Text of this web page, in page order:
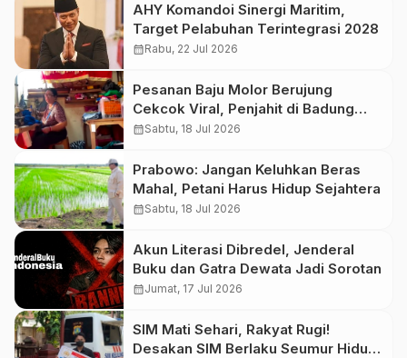
AHY Komandoi Sinergi Maritim,
Target Pelabuhan Terintegrasi 2028
calendar_monthRabu, 22 Jul 2026
Pesanan Baju Molor Berujung
Cekcok Viral, Penjahit di Badung
Diduga Ucapkan Kata Bernada Rasis
calendar_monthSabtu, 18 Jul 2026
Prabowo: Jangan Keluhkan Beras
Mahal, Petani Harus Hidup Sejahtera
calendar_monthSabtu, 18 Jul 2026
Akun Literasi Dibredel, Jenderal
Buku dan Gatra Dewata Jadi Sorotan
calendar_monthJumat, 17 Jul 2026
SIM Mati Sehari, Rakyat Rugi!
Desakan SIM Berlaku Seumur Hidup